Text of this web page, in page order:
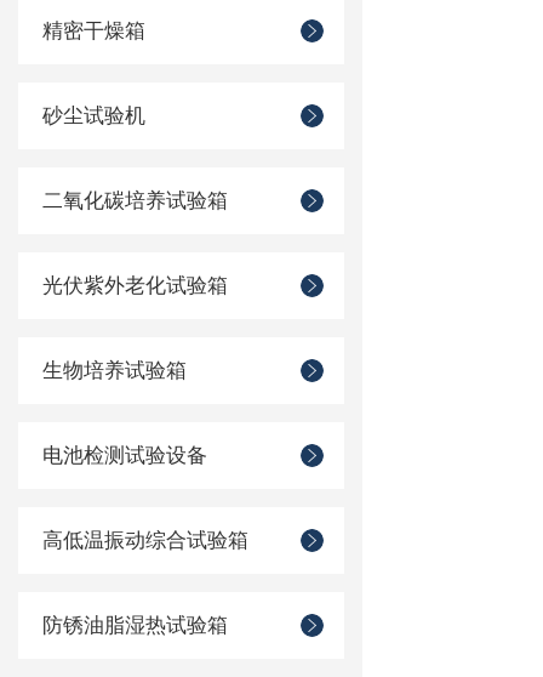
精密干燥箱
砂尘试验机
二氧化碳培养试验箱
光伏紫外老化试验箱
生物培养试验箱
电池检测试验设备
高低温振动综合试验箱
防锈油脂湿热试验箱